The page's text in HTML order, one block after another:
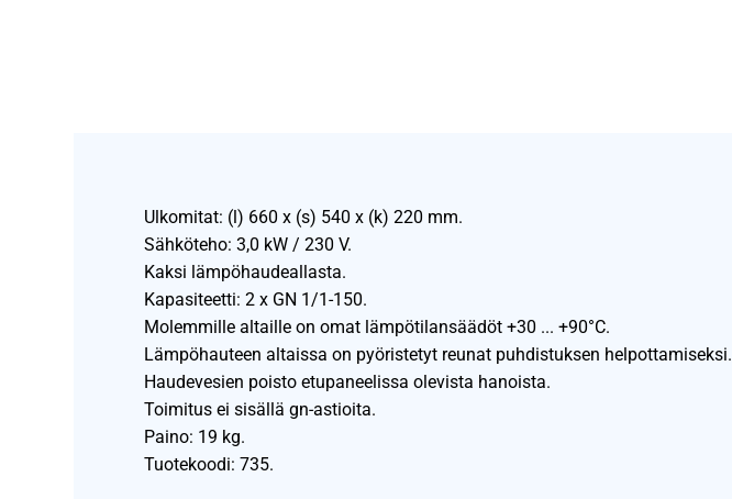
Ulkomitat: (l) 660 x (s) 540 x (k) 220 mm.
Sähköteho: 3,0 kW / 230 V.
Kaksi lämpöhaudeallasta.
Kapasiteetti: 2 x GN 1/1-150.
Molemmille altaille on omat lämpötilansäädöt +30 ... +90°C.
Lämpöhauteen altaissa on pyöristetyt reunat puhdistuksen helpottamiseksi.
Haudevesien poisto etupaneelissa olevista hanoista.
Toimitus ei sisällä gn-astioita.
Paino: 19 kg.
Tuotekoodi: 735.